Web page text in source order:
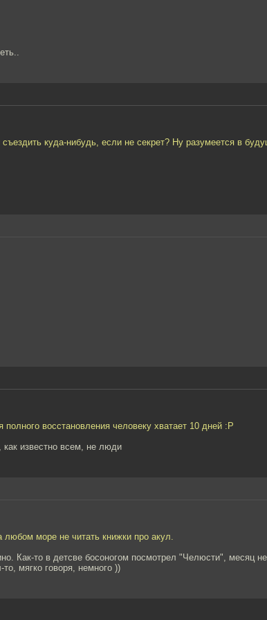
куда-нибудь, если не секрет? Ну разумеется в
восстановления человеку хватает 10 дней :Р
известно всем, не люди
любом море не читать книжки про акул.
Как-то в детсве босоногом посмотрел "Челюсти", месяц
то, мягко говоря, немного ))